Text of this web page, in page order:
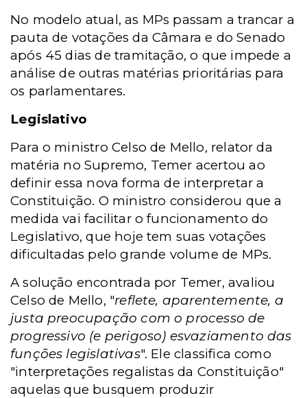
No modelo atual, as MPs passam a trancar a
pauta de votações da Câmara e do Senado
após 45 dias de tramitação, o que impede a
análise de outras matérias prioritárias para
os parlamentares.
Legislativo
Para o ministro Celso de Mello, relator da
matéria no Supremo, Temer acertou ao
definir essa nova forma de interpretar a
Constituição. O ministro considerou que a
medida vai facilitar o funcionamento do
Legislativo, que hoje tem suas votações
dificultadas pelo grande volume de MPs.
A solução encontrada por Temer, avaliou
Celso de Mello, "reflete, aparentemente, a
justa preocupação com o processo de
progressivo (e perigoso) esvaziamento das
funções legislativas". Ele classifica como
"interpretações regalistas da Constituição"
aquelas que busquem produzir